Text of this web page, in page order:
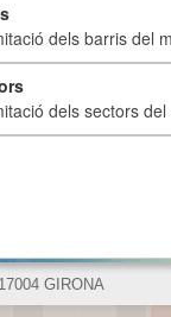
dels barris del
dels sectors
GIRONA